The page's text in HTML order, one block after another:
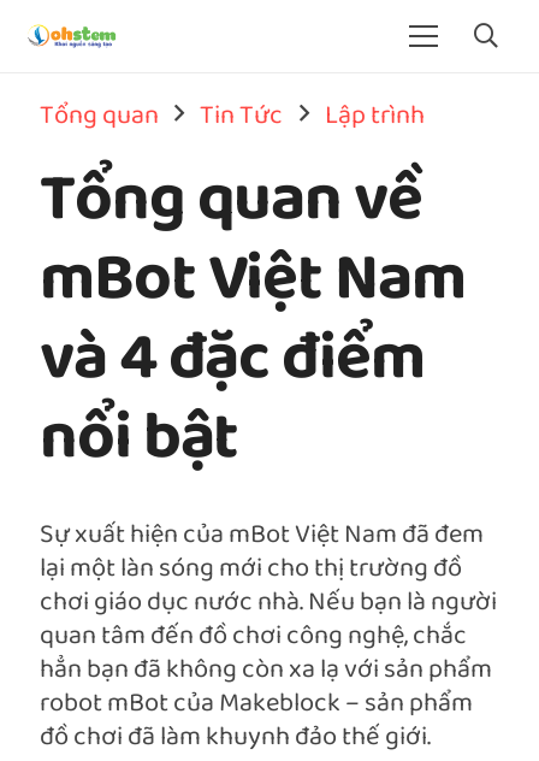
Tổng quan Tin Tức Lập trình
Tổng quan về
mBot Việt Nam
và 4 đặc điểm
nổi bật
Sự xuất hiện của mBot Việt Nam đã đem
lại một làn sóng mới cho thị trường đồ
chơi giáo dục nước nhà. Nếu bạn là người
quan tâm đến đồ chơi công nghệ, chắc
hẳn bạn đã không còn xa lạ với sản phẩm
robot mBot của Makeblock – sản phẩm
đồ chơi đã làm khuynh đảo thế giới.